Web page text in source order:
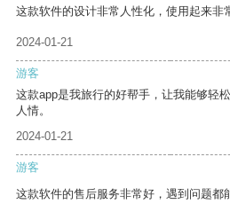
这款软件的设计非常人性化，使用起来非
2024-01-21
游客
这款app是我旅行的好帮手，让我能够轻
人情。
2024-01-21
游客
这款软件的售后服务非常好，遇到问题都